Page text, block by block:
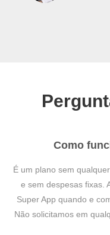
Como
É um plano sem
e sem despesas fixas.
Super App quando e
Não solicitamos em